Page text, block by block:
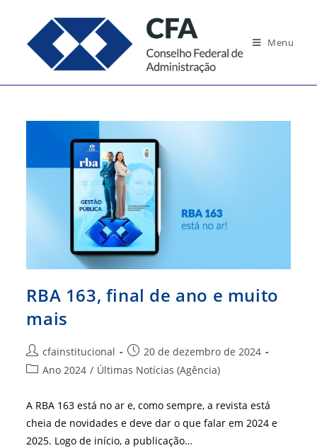
conteúdo
Menu
RBA 163, final de ano e muito
mais
Autor
do
cfainstitucional
Post
publicado:
20 de dezembro de 2024
Categoria
Ano 2024 / Últimas Notícias (Agência)
A RBA 163 está no ar e, como sempre, a revista está
cheia de novidades e deve dar o que falar em 2024 e
2025. Logo de início, a publicação…